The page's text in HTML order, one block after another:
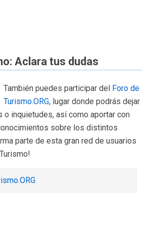
Aclara tus dudas
También puedes participar del Foro de
Turismo.ORG, lugar donde podrás dejar
o inquietudes, así como aportar con
sobre los distintos
parte de esta gran red de usuarios